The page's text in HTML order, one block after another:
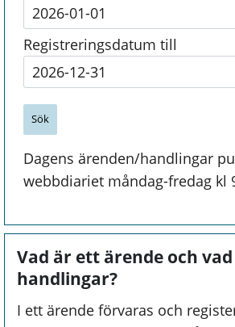
Registreringsdatum till
Dagens ärenden/handlingar
webbdiariet måndag-fredag kl
Vad är ett ärende och
handlingar?
I ett ärende förvaras och